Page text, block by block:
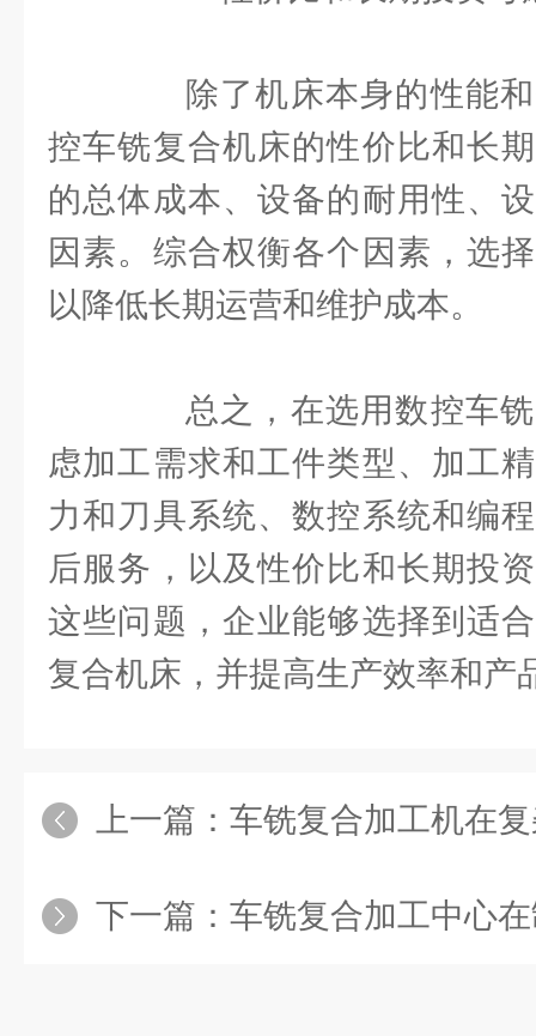
除了机床本身的性能和
控车铣复合机床的性价比和长
的总体成本、设备的耐用性、
因素。综合权衡各个因素，选
以降低长期运营和维护成本。
总之，在选用数控车铣
虑加工需求和工件类型、加工
力和刀具系统、数控系统和编
后服务，以及性价比和长期投
这些问题，企业能够选择到适
复合机床，并提高生产效率和产
上一篇： 车铣复合加工机在
下一篇： 车铣复合加工中心